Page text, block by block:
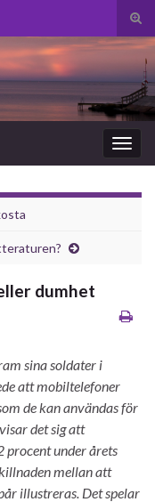
Slå
på/
Slå
på/av
dumhet
sina soldater i
att mobiltelefoner
de kan användas för
det sig att
under årets
mellan att
illustreras. Det spelar